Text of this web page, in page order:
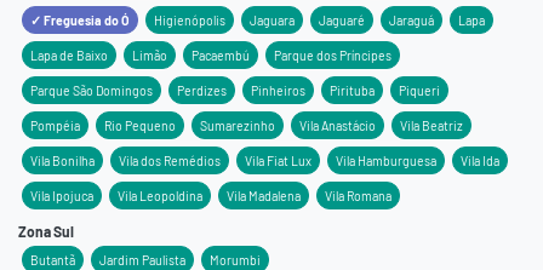
✓ Freguesia do Ó Higienópolis Jaguara Jaguaré Jaraguá Lapa
Lapa de Baixo Limão Pacaembú Parque dos Príncipes
Parque São Domingos Perdizes Pinheiros Pirituba Piqueri
Pompéia Rio Pequeno Sumarezinho Vila Anastácio Vila Beatriz
Vila Bonilha Vila dos Remédios Vila Fiat Lux Vila Hamburguesa Vila Ida
Vila Ipojuca Vila Leopoldina Vila Madalena Vila Romana
Zona Sul
Butantã Jardim Paulista Morumbi